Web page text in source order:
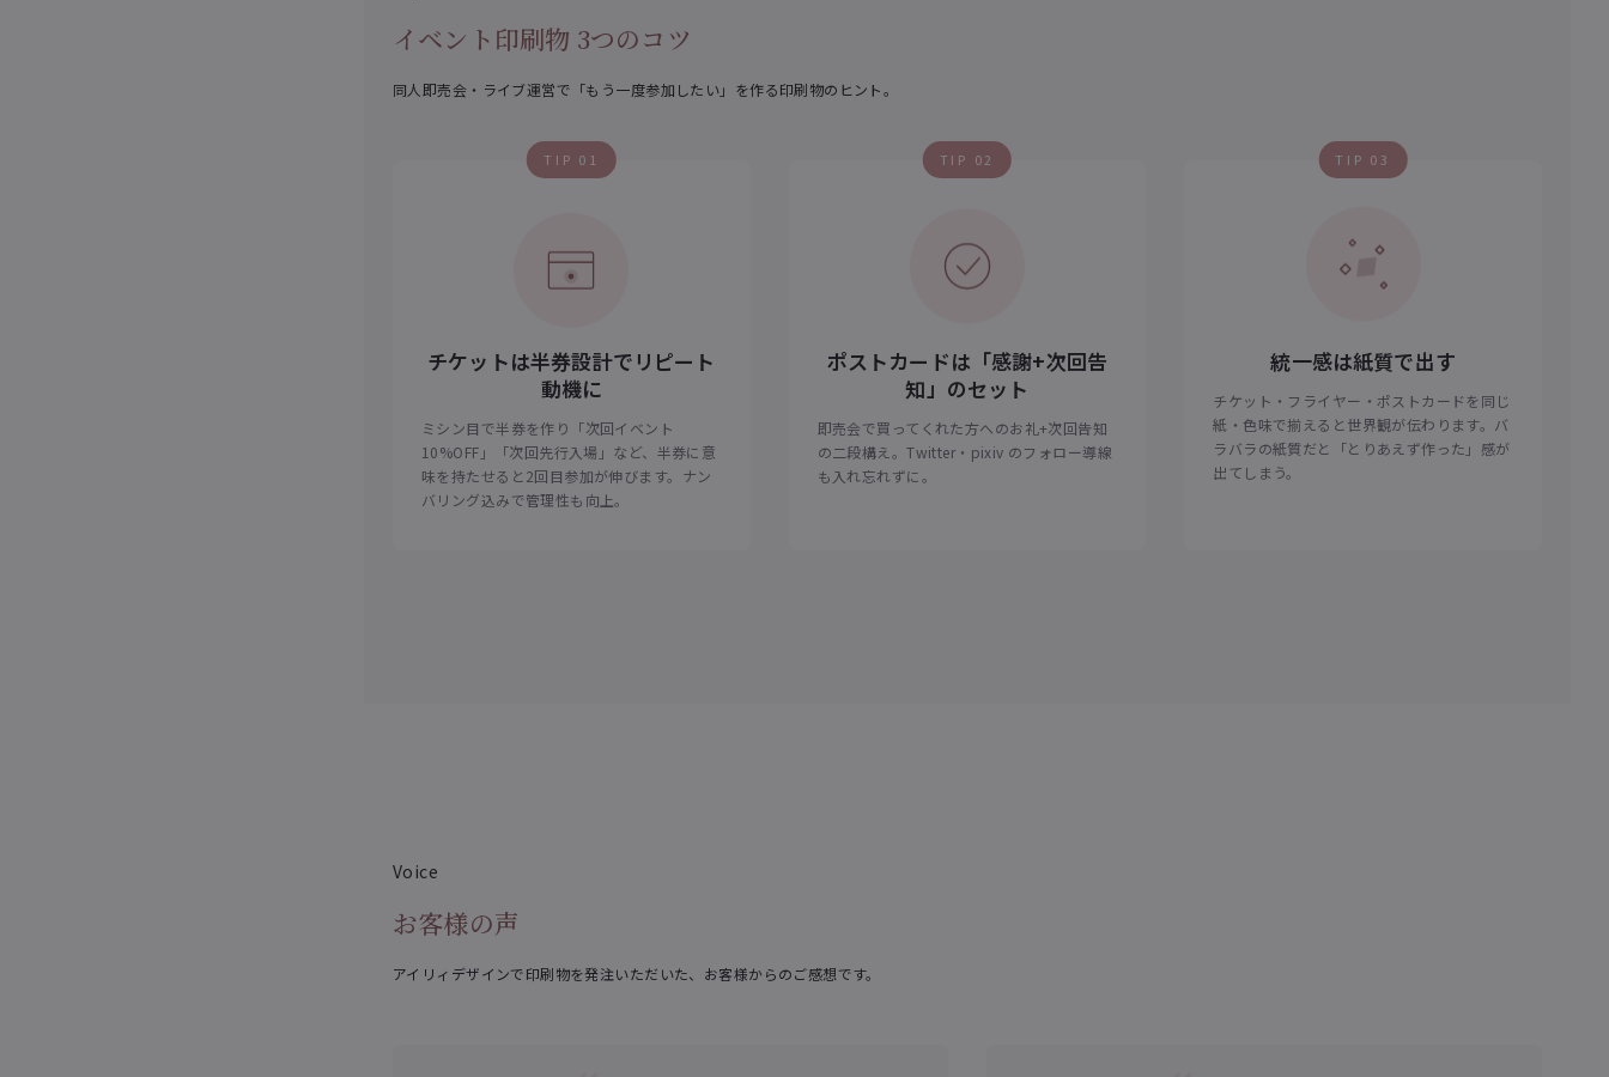
イベント印刷物 3つのコツ
同人即売会・ライブ運営で「もう一度参加したい」を作る印刷物のヒント。
TIP 01
チケットは半券設計でリピート
動機に
ミシン目で半券を作り「次回イベント
10%OFF」「次回先行入場」など、半券に意
味を持たせると2回目参加が伸びます。ナン
バリング込みで管理性も向上。
TIP 02
ポストカードは「感謝+次回告
知」のセット
即売会で買ってくれた方へのお礼+次回告知
の二段構え。Twitter・pixiv のフォロー導線
も入れ忘れずに。
TIP 03
統一感は紙質で出す
チケット・フライヤー・ポストカードを同じ
紙・色味で揃えると世界観が伝わります。バ
ラバラの紙質だと「とりあえず作った」感が
出てしまう。
Voice
お客様の声
アイリィデザインで印刷物を発注いただいた、お客様からのご感想です。